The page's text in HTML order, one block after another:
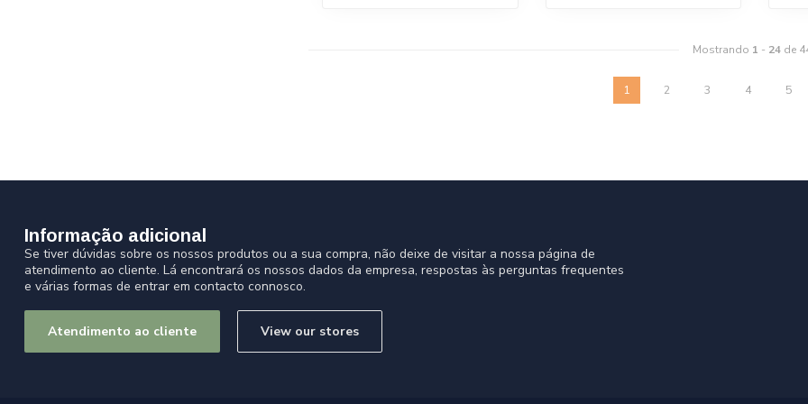
Mostrando 1 - 24de
1 2 3 4 5
Informação adicional
Se tiver dúvidas sobre os nossos produtos ou a sua compra, não deixe de visitar a nossa página de
atendimento ao cliente. Lá encontrará os nossos dados da empresa, respostas às perguntas frequentes
e várias formas de entrar em contacto connosco.
Atendimento ao cliente View our stores